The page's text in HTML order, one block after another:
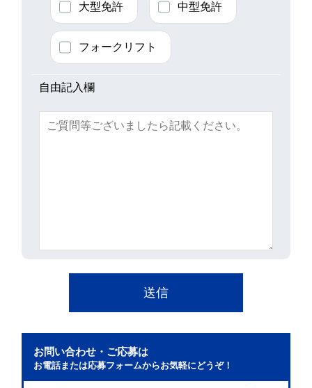
大型免許 中型免許
フォークリフト
自由記入欄
お問い合わせ・ご応募は
お電話または応募フォームからお気軽にどうぞ！